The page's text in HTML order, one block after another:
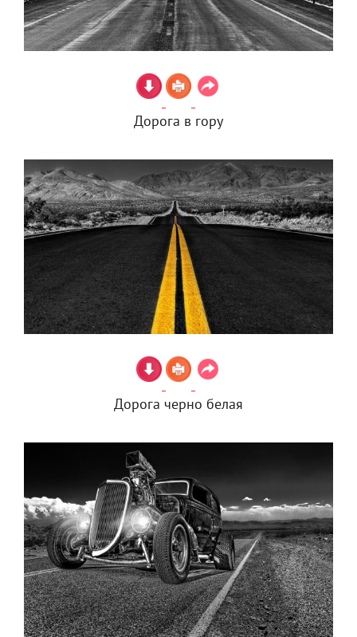
Дорога в гору
Дорога черно белая